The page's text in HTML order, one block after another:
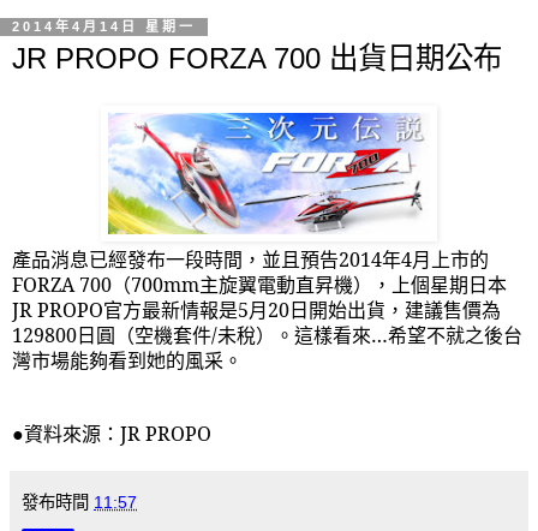
2014年4月14日 星期一
JR PROPO FORZA 700 出貨日期公布
產品消息已經發布一段時間，並且預告2014年4月上市的
FORZA 700 （700mm主旋翼電動直昇機），上個星期日本
JR PROPO官方最新情報是5月20日開始出貨，建議售價為
129800日圓（空機套件/未稅）。這樣看來…希望不就之後台
灣市場能夠看到她的風采。
●資料來源： JR PROPO
發布時間 11:57